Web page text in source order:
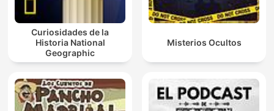
Curiosidades de la
Historia National
Geographic
Misterios Ocultos